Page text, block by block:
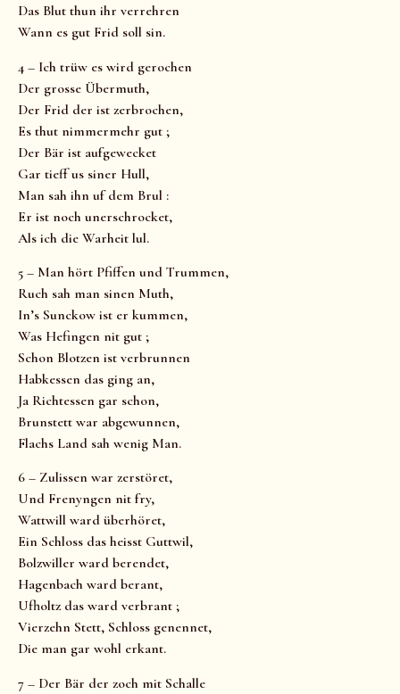
Das Blut thun ihr verrehren
Wann es gut Frid soll sin.
4 – Ich trüw es wird gerochen
Der grosse Übermuth,
Der Frid der ist zerbrochen,
Es thut nimmermehr gut ;
Der Bär ist aufgewecket
Gar tieff us siner Hull,
Man sah ihn uf dem Brul :
Er ist noch unerschrocket,
Als ich die Warheit lul.
5 – Man hört Pfiffen und Trummen,
Ruch sah man sinen Muth,
In’s Sunckow ist er kummen,
Was Hefingen nit gut ;
Schon Blotzen ist verbrunnen
Habkessen das ging an,
Ja Richtessen gar schon,
Brunstett war abgewunnen,
Flachs Land sah wenig Man.
6 – Zulissen war zerstöret,
Und Frenyngen nit fry,
Wattwill ward überhöret,
Ein Schloss das heisst Guttwil,
Bolzwiller ward berendet,
Hagenbach ward berant,
Ufholtz das ward verbrant ;
Vierzehn Stett, Schloss genennet,
Die man gar wohl erkant.
7 – Der Bär der zoch mit Schalle